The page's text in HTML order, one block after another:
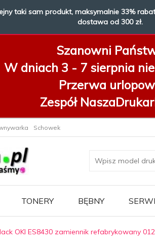
taki sam produkt, maksymalnie 33%
dostawa od 300 zł.
Szanowni
W dniach 3 - 7 sierpnia
Przerwa
Zespół
Schowek
TONERY BĘBNY
OKI ES8430 zamiennik refabrykowany